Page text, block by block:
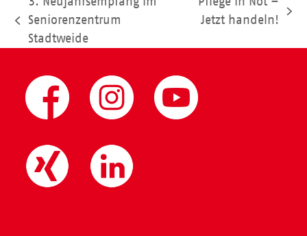
vorheriger
Beitrag:
Seniorenzentrum
Stadtweide
Nächster
Jetzt handeln!